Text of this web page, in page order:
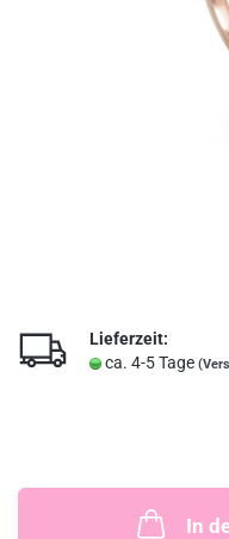
Lieferzeit:
ca. 4-5 Tage
In